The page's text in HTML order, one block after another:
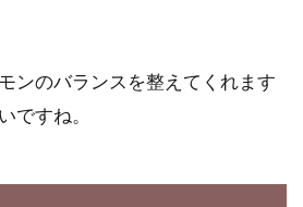
ンのバランスを整えてくれます
ですね。